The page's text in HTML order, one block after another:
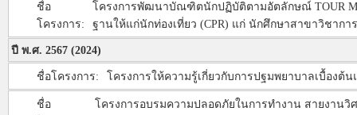
ชื่อ
โครงการ:
โครงการพัฒนาบัณฑิตนักปฏิบัติตามอัตลักษณ์ TOUR
ฐานให้แก่นักท่องเที่ยว (CPR) แก่ นักศึกษาสาขาวิชากา
ปี พ.ศ. 2567 (2024)
ชื่อโครงการ: โครงการให้ความรู้เกี่ยวกับการปฐมพยาบาลเบื้อง
ชื่อ
โครงการอบรมความปลอดภัยในการทำงาน สายงาน